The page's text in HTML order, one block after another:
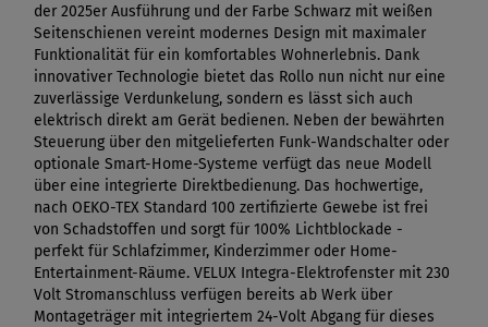
der 2025er Ausführung und der Farbe Schwarz mit weißen
Seitenschienen vereint modernes Design mit maximaler
Funktionalität für ein komfortables Wohnerlebnis. Dank
innovativer Technologie bietet das Rollo nun nicht nur eine
zuverlässige Verdunkelung, sondern es lässt sich auch
elektrisch direkt am Gerät bedienen. Neben der bewährten
Steuerung über den mitgelieferten Funk-Wandschalter oder
optionale Smart-Home-Systeme verfügt das neue Modell
über eine integrierte Direktbedienung. Das hochwertige,
nach OEKO-TEX Standard 100 zertifizierte Gewebe ist frei
von Schadstoffen und sorgt für 100% Lichtblockade -
perfekt für Schlafzimmer, Kinderzimmer oder Home-
Entertainment-Räume. VELUX Integra-Elektrofenster mit 230
Volt Stromanschluss verfügen bereits ab Werk über
Montageträger mit integriertem 24-Volt Abgang für dieses